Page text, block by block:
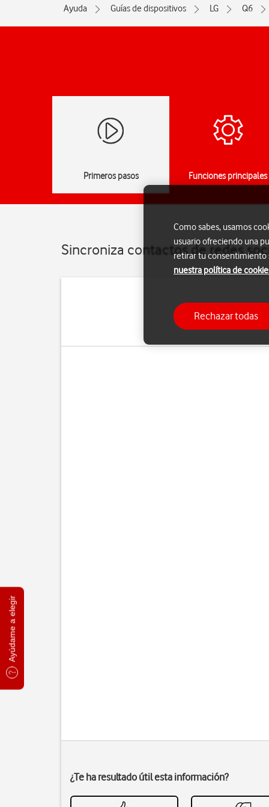
Ayúdame a elegir
Ayuda Guías de dispositivos LG Q6
Primeros pasos Funciones principales
Sincroniza contactos de redes
Puedes sincronizar
necesitas disponer
¿Te ha resultado útil esta información?
Como sabes, usamos
usuario ofreciendo una
retirar tu consentimiento
nuestra política de
Rechazar todas